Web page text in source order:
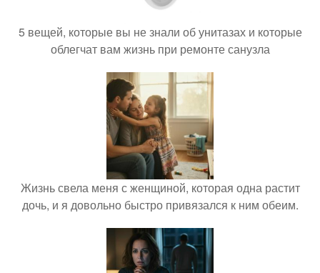
5 вещей, которые вы не знали об унитазах и которые
облегчат вам жизнь при ремонте санузла
Жизнь свела меня с женщиной, которая одна растит
дочь, и я довольно быстро привязался к ним обеим.